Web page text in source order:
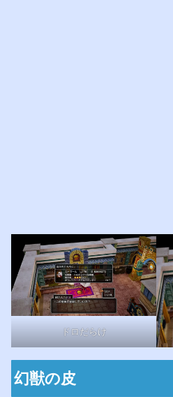
ドロだらけ
幻獣の皮